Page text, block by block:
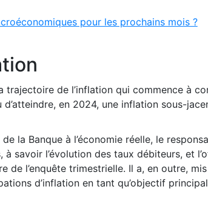
pour les prochains mois ?
trajectoire de l’inflation qui commence à
en 2024, une inflation sous-
la Banque à l’économie réelle, le
à savoir l’évolution des taux débiteurs, et
de l’enquête trimestrielle. Il a, en outre,
d’inflation en tant qu’objectif